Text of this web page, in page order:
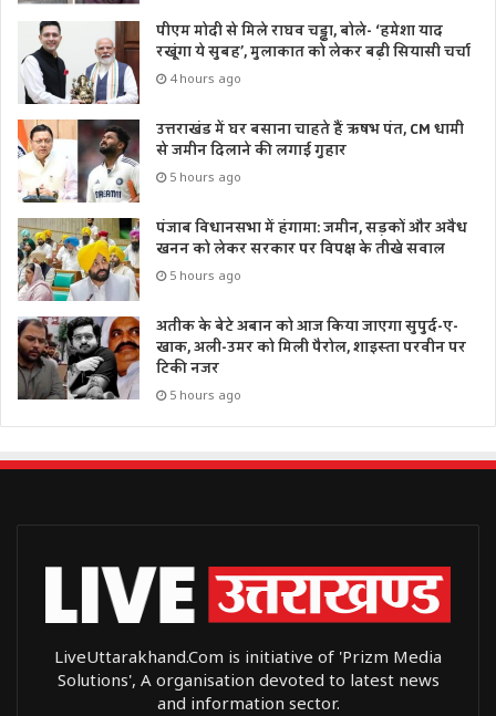
पीएम मोदी से मिले राघव चड्ढा, बोले- ‘हमेशा याद
रखूंगा ये सुबह’, मुलाकात को लेकर बढ़ी सियासी चर्चा
4 hours ago
उत्तराखंड में घर बसाना चाहते हैं ऋषभ पंत, CM धामी
से जमीन दिलाने की लगाई गुहार
5 hours ago
पंजाब विधानसभा में हंगामा: जमीन, सड़कों और अवैध
खनन को लेकर सरकार पर विपक्ष के तीखे सवाल
5 hours ago
अतीक के बेटे अबान को आज किया जाएगा सुपुर्द-ए-
खाक, अली-उमर को मिली पैरोल, शाइस्ता परवीन पर
टिकी नजर
5 hours ago
LiveUttarakhand.Com is initiative of 'Prizm Media
Solutions', A organisation devoted to latest news
and information sector.